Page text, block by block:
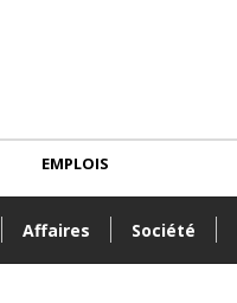
Affaires Société
EMPLOIS